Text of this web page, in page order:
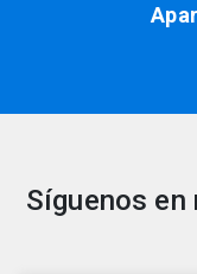
Síguenos